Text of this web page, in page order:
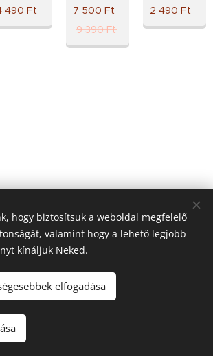
490 Ft 7 500 Ft
9 390Ft
2 490 Ft
Minden jogfenntartva
a
hogy biztosítsuk a weboldal megfelelő
valamint hogy a lehető legjobb
kínáljuk Neked.
elfogadása